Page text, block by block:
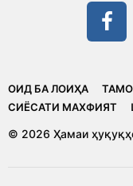
ОИД БА ЛОИҲА
CИЁСАТИ МАХФИЯТ
© 2026 Ҳамаи